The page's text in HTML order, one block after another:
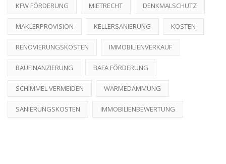
KFW FÖRDERUNG MIETRECHT DENKMALSCHUTZ
MAKLERPROVISION KELLERSANIERUNG KOSTEN
RENOVIERUNGSKOSTEN IMMOBILIENVERKAUF
BAUFINANZIERUNG BAFA FÖRDERUNG
SCHIMMEL VERMEIDEN WÄRMEDÄMMUNG
SANIERUNGSKOSTEN IMMOBILIENBEWERTUNG